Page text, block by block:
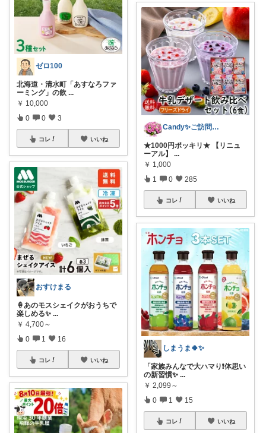
ゼロ100
北海道・清水町「あすなろファ
ーミング」の飲 ...
￥ 10,000
0 0 3
コレ いいね
おすけまる
🍦あのモスシェイクがおうちで
楽しめる✨ ...
￥ 4,700～
0 1 16
コレ いいね
Candy✨ご訪問・経由購入に日々感謝✨
★1000円ポッキリ★ 【リニュ
ーアル】
...
￥ 1,000
1 0 285
コレ いいね
しまうま🍀✨
「家族みんなで大ハマり❗️体思い
の新習慣✨ ...
￥ 2,099～
0 1 15
コレ いいね